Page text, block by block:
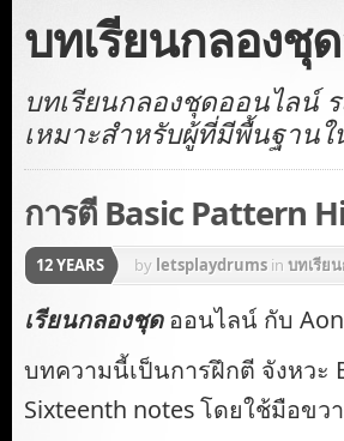
บทเรียนกลองชุ
บทเรียนกลองชุดออนไลน์
เหมาะสำหรับผู้ที่มีพื้นฐาน
การตี Basic Pattern
12 YEARS by letsplaydrums in บทเรีย
เรียนกลองชุดออนไลน์ กับ
บทความนี้เป็นการฝึกตี จังหวะ
Sixteenth notes โดยใช้มือขว